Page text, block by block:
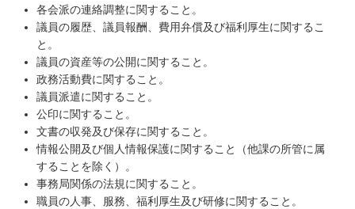
各会派の連絡調整に関すること。
議員の履歴、議員報酬、費用弁償及び福利厚生に関するこ
と。
議員の資産等の公開に関すること。
政務活動費に関すること。
議員派遣に関すること。
公印に関すること。
文書の収発及び保存に関すること。
情報公開及び個人情報保護に関すること（他課の所管に属
することを除く）。
事務局関係の法規に関すること。
職員の人事、服務、福利厚生及び研修に関すること。